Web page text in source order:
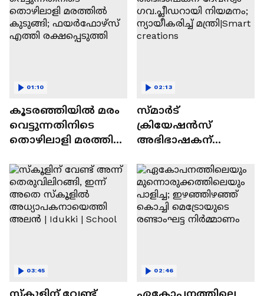
കൂടരഞ്ഞിയിൽ മരം
വെട്ടുന്നതിനിടെ
തൊഴിലാളി മരത്തിൽ
ഫയർഫോഴ്‌സ്
എത്തി രക്ഷപ്പെടുത്തി
01:10
സ്‌മാര്‍ട്
ക്രിയേഷന്‍സ്
അഭിഭാഷകന്
ഗവ.പ്ലീഡറായി
നിയമനം;
ന്യായീകരിച്ച്
മന്ത്രി|Smart creations
02:13
സ്കൂളിന് വേണ്ട്
03:45
ഏകോപനത്തിലെ
02:46